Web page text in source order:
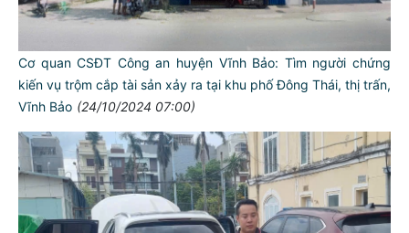
Cơ quan CSĐT Công an huyện Vĩnh Bảo: Tìm người chứng
kiến vụ trộm cắp tài sản xảy ra tại khu phố Đông Thái, thị trấn,
Vĩnh Bảo (24/10/2024 07:00)